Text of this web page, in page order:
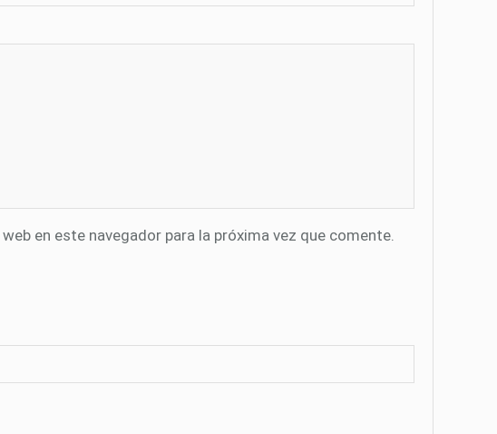
en este navegador para la próxima vez que comente.